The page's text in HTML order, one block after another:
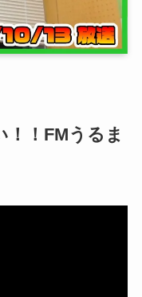
！！FMうるま